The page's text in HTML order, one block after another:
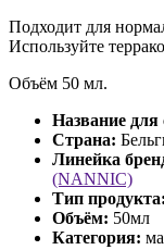
Подходит для
Используйте
Объём 50 мл.
Название для
Страна:
Линейка
(NANNIC)
Тип продукта:
Объём: 50мл
Категория: